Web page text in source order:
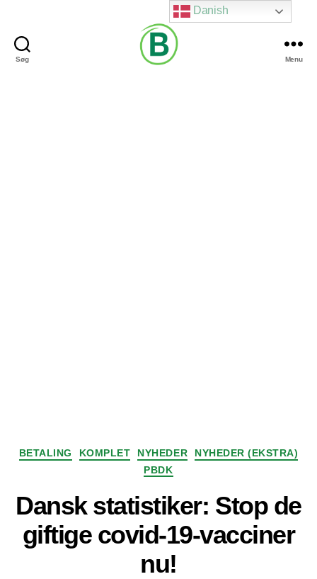
Søg Menu
Kategorier
BETALING KOMPLET NYHEDER
NYHEDER (EKSTRA)
PBDK
Dansk statistiker: Stop de
giftige covid-19-vacciner
nu!
Danish